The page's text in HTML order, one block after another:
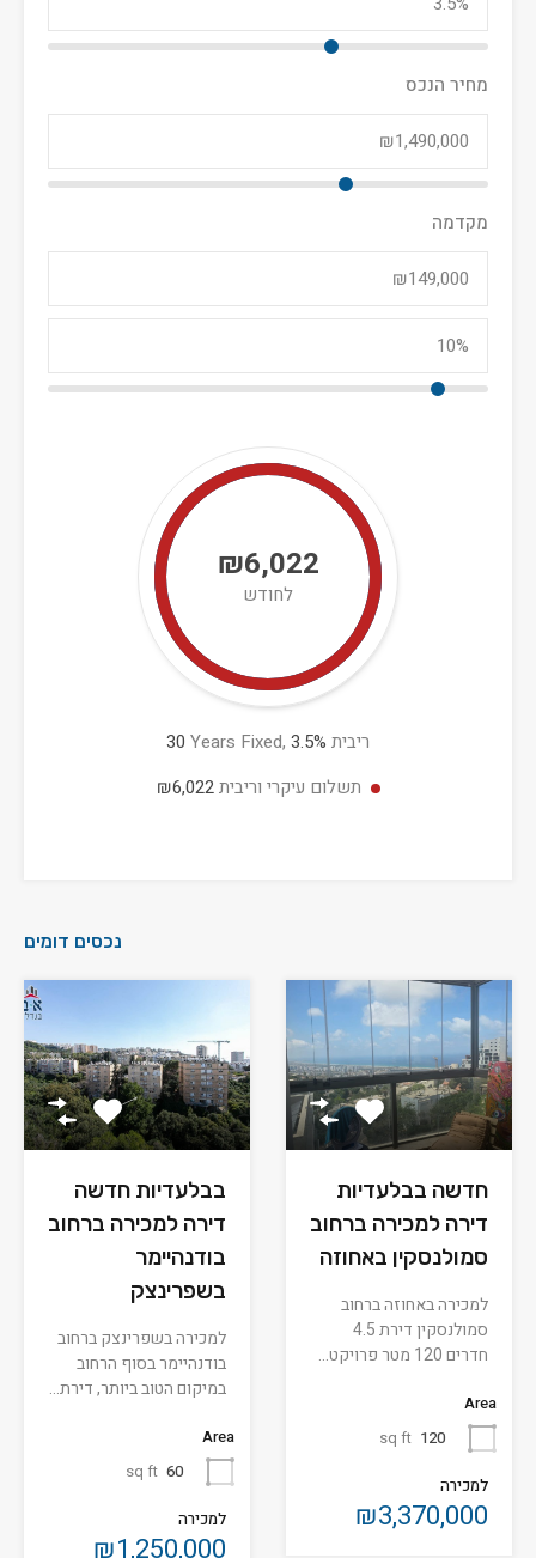
מחיר הנכס
מקדמה
₪6,022
לחודש
30 Years Fixed, 3.5% ריבית
תשלום עיקרי וריבית₪6,022
נכסים דומים
חדשה בבלעדיות
דירה למכירה ברחוב
סמולנסקין באחוזה
למכירה באחוזה ברחוב
סמולנסקין דירת 4.5
חדרים 120 מטר פרויקט…
Area
120
sq ft
למכירה
₪3,370,000
בבלעדיות חדשה
דירה למכירה ברחוב
בודנהיימר
בשפרינצק
למכירה בשפרינצק ברחוב
בודנהיימר בסוף הרחוב
במיקום הטוב ביותר, דירת…
Area
60
sq ft
למכירה
₪1,250,000